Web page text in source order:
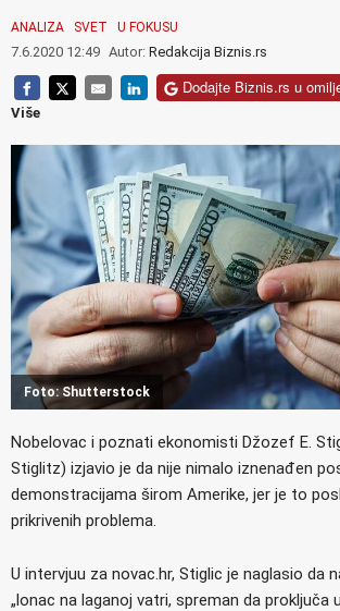
ANALIZA SVET U FOKUSU
7.6.2020 12:49 Autor: Redakcija Biznis.rs
Dodajte Biznis.rs u
Više
Foto: Shutterstock
Nobelovac i poznati ekonomisti Džozef E.
Stiglitz) izjavio je da nije nimalo iznenađen
demonstracijama širom Amerike, jer je to
prikrivenih problema.
U intervjuu za novac.hr, Stiglic je naglasio da
„lonac na laganoj vatri, spreman da proključa